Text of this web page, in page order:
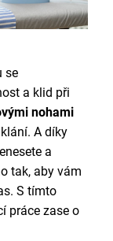
se
a klid při
nohami
A díky
a
tak, aby vám
S tímto
práce zase o